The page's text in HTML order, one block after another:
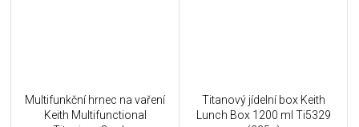
Multifunkční hrnec na vaření
Keith Multifunctional
Titanový jídelní box Keith
Lunch Box 1200 ml Ti5329